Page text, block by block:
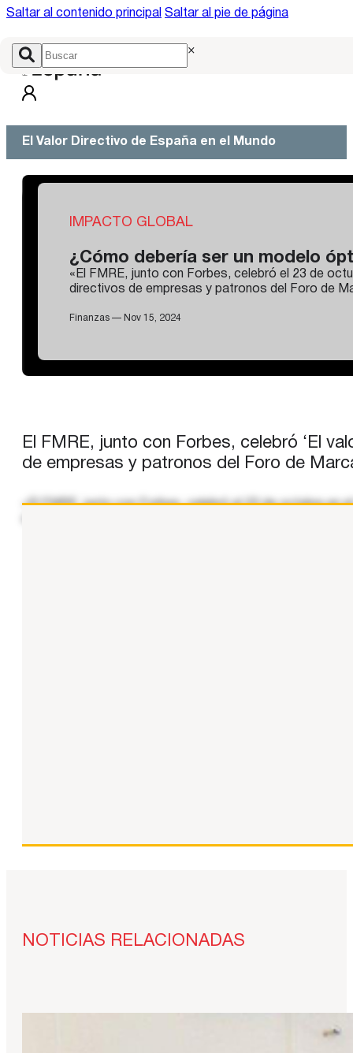
Saltar al contenido principal Saltar al pie de página
×
El Valor Directivo de España en el Mundo
IMPACTO GLOBAL
¿Cómo debería ser un modelo
«El FMRE, junto con Forbes, celebró el 23 de
directivos de empresas y patronos del Foro de
Finanzas — Nov 15, 2024
El FMRE, junto con Forbes, celebró ‘El
de empresas y patronos del Foro de
«El FMRE, junto con Forbes, celebró el 23 de octubre en
NOTICIAS RELACIONADAS